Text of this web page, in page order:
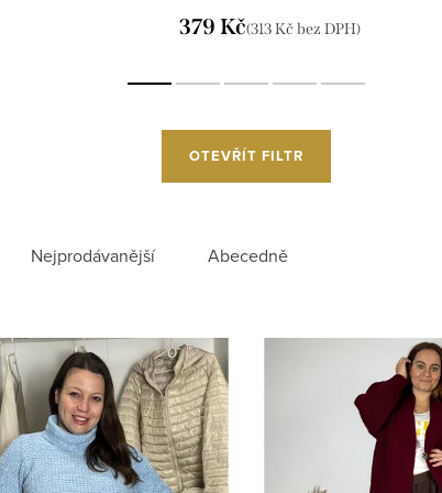
379 Kč(313 Kč bez DPH)
OTEVŘÍT FILTR
Nejprodávanější Abecedně